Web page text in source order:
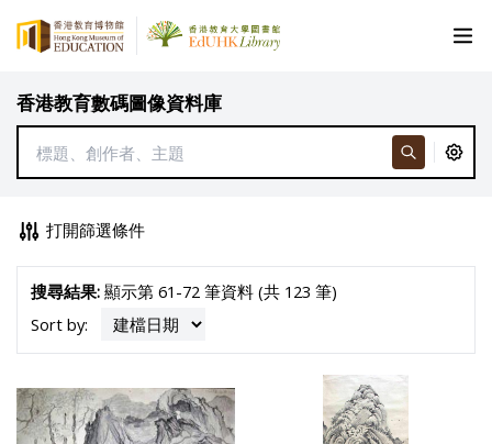
香港教育數碼圖像資料庫
打開篩選條件
搜尋結果:顯示第 61-72 筆資料 (共 123 筆)
Sort by: